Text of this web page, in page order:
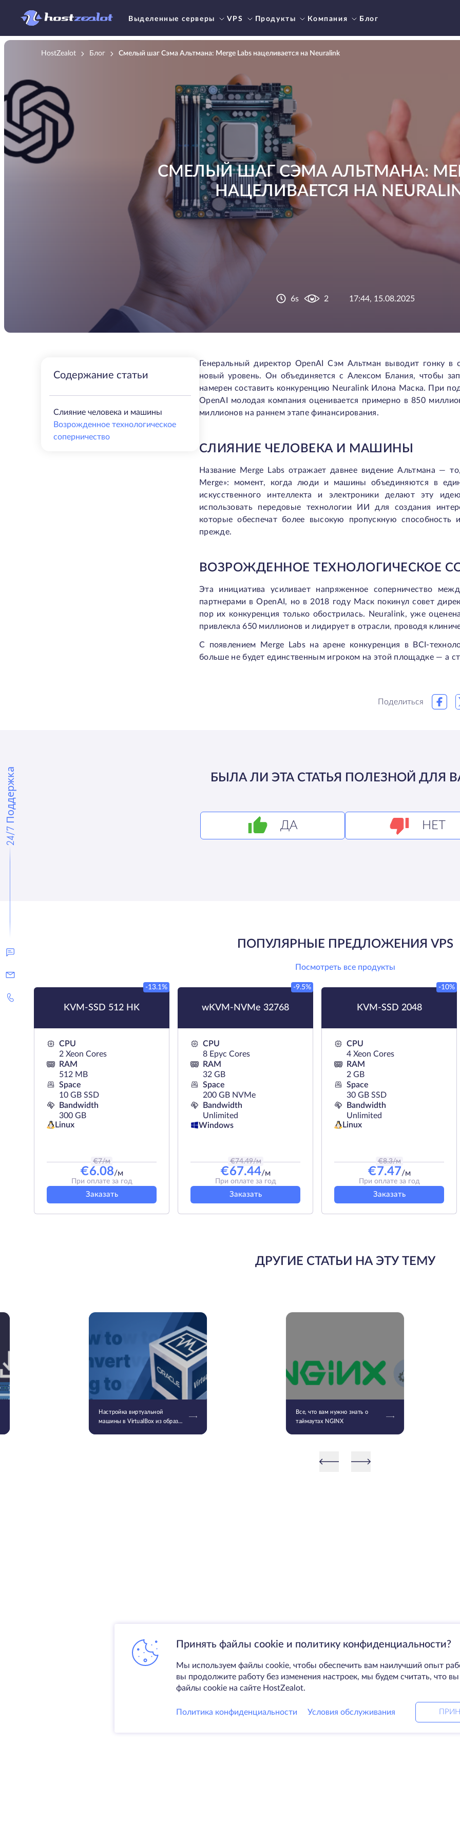
Выделенные серверы VPS Продукты Компания Блог
24/7 Поддержка
HostZealot Блог Смелый шаг Сэма Альтмана: Merge Labs нацеливается на Neuralink
СМЕЛЫЙ ШАГ СЭМА АЛЬТМАНА:
НАЦЕЛИВАЕТСЯ НА
6s 2 17:44, 15.08.2025
Содержание статьи
Слияние человека и машины
Возрожденное технологическое
соперничество
Генеральный директор OpenAI Сэм Альтман выводит гонку в
новый уровень. Он объединяется с Алексом Блания, чтобы
намерен составить конкуренцию Neuralink Илона Маска. При
OpenAI молодая компания оценивается примерно в 850
миллионов на раннем этапе финансирования.
СЛИЯНИЕ ЧЕЛОВЕКА И МАШИНЫ
Название Merge Labs отражает давнее видение Альтмана —
Merge»: момент, когда люди и машины объединяются в
искусственного интеллекта и электроники делают эту
использовать передовые технологии ИИ для создания
которые обеспечат более высокую пропускную
прежде.
ВОЗРОЖДЕННОЕ ТЕХНОЛОГИЧЕСКОЕ
Эта инициатива усиливает напряженное соперничество
партнерами в OpenAI, но в 2018 году Маск покинул совет
пор их конкуренция только обострилась. Neuralink, уже
привлекла 650 миллионов и лидирует в отрасли, проводя
С появлением Merge Labs на арене конкуренция в BCI-
больше не будет единственным игроком на этой площадке — а
Поделиться
БЫЛА ЛИ ЭТА СТАТЬЯ ПОЛЕЗНОЙ ДЛЯ
ДА НЕТ
ПОПУЛЯРНЫЕ ПРЕДЛОЖЕНИЯ VPS
Посмотреть все продукты
KVM-SSD 512 HK
-13.1%
CPU
2 Xeon Cores
RAM
512 MB
Space
10 GB SSD
Bandwidth
300 GB
Linux
€7/м
€6.08/м
При оплате за год
Заказать
wKVM-NVMe 32768
-9.5%
CPU
8 Epyc Cores
RAM
32 GB
Space
200 GB NVMe
Bandwidth
Unlimited
Windows
€74.49/м
€67.44/м
При оплате за год
Заказать
KVM-SSD 2048
-10%
CPU
4 Xeon Cores
RAM
2 GB
Space
30 GB SSD
Bandwidth
Unlimited
Linux
€8.3/м
€7.47/м
При оплате за год
Заказать
ДРУГИЕ СТАТЬИ НА ЭТУ ТЕМУ
Настройка виртуальной
машины в VirtualBox из образа
Все, что вам нужно знать о
таймаутах NGINX
Принять файлы cookie и политику конфиденциальности?
Мы используем файлы cookie, чтобы обеспечить вам наилучший опыт
вы продолжите работу без изменения настроек, мы будем считать, что вы
файлы cookie на сайте HostZealot.
Политика конфиденциальности Условия обслуживания